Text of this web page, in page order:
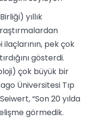
yıllık
pek çok
gösterdi.
çok büyük bir
Üniversitesi Tıp
“Son 20 yılda
görmedik.